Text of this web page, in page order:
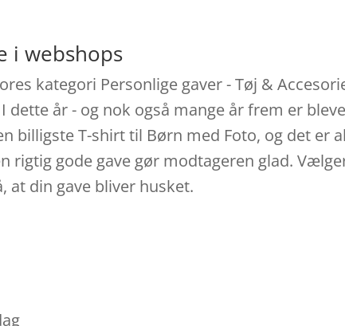
i webshops
kategori Personlige gaver - Tøj &
år - og nok også mange år frem er
billigste T-shirt til Børn med Foto, og det er
rigtig gode gave gør modtageren glad.
at din gave bliver husket.